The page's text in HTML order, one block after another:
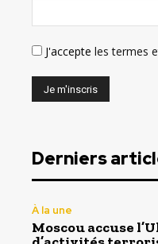
J'accepte les termes
Derniers
À la une
Moscou accuse